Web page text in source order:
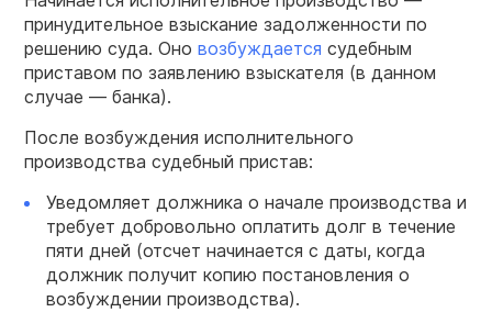
принудительное взыскание задолженности по
решению суда. Оно возбуждается судебным
приставом по заявлению взыскателя (в данном
случае — банка).
После возбуждения исполнительного
производства судебный пристав:
Уведомляет должника о начале производства и
требует добровольно оплатить долг в течение
пяти дней (отсчет начинается с даты, когда
должник получит копию постановления о
возбуждении производства).